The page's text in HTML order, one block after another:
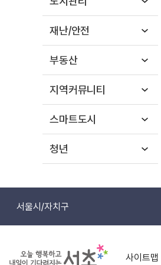
재난/안전
부동산
지역커뮤니티
스마트도시
청년
서울시/자치구
사이트맵